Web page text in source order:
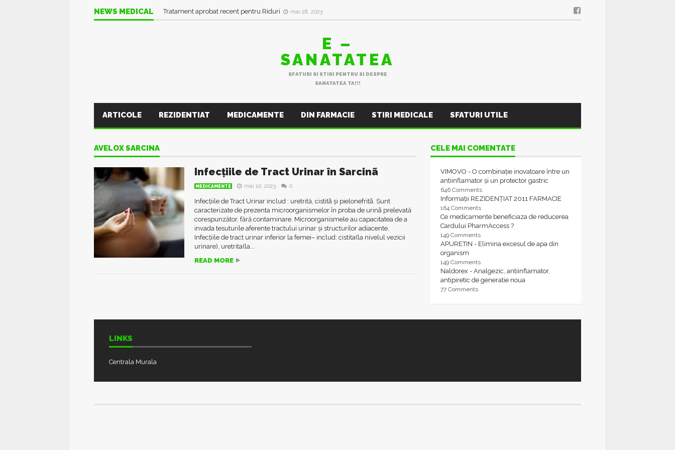
NEWS MEDICAL Tratament aprobat recent pentru Riduri mai 28, 2023
E –
SANATATEA
SFATURI SI STIRI PENTRU SI DESPRE
SANATATEA TA!!!
ARTICOLE REZIDENTIAT MEDICAMENTE DIN FARMACIE STIRI MEDICALE SFATURI UTILE
AVELOX SARCINA
Infecțiile de Tract Urinar în Sarcinã
MEDICAMENTE mai 10, 2023 0
Infecțiile de Tract Urinar includ : uretrită, cistitã și pielonefritã. Sunt
caracterizate de prezenta microorganismelor în proba de urinã prelevată
corespunzător, fără contaminare. Microorganismele au capacitatea de a
invada tesuturile aferente tractului urinar și structurilor adiacente.
Infecțiile de tract urinar inferior la femei– includ: cistita(la nivelul vezicii
urinare), uretrita(la...
READ MORE
CELE MAI COMENTATE
VIMOVO - O combinație inovatoare între un
antiinflamator și un protector gastric
646 Comments
Informații REZIDENȚIAT 2011 FARMACIE
164 Comments
Ce medicamente beneficiaza de reducerea
Cardului PharmAccess ?
149 Comments
APURETIN - Elimina excesul de apa din
organism
149 Comments
Naldorex - Analgezic, antiinflamator,
antipiretic de generatie noua
77 Comments
LINKS
Centrala Murala